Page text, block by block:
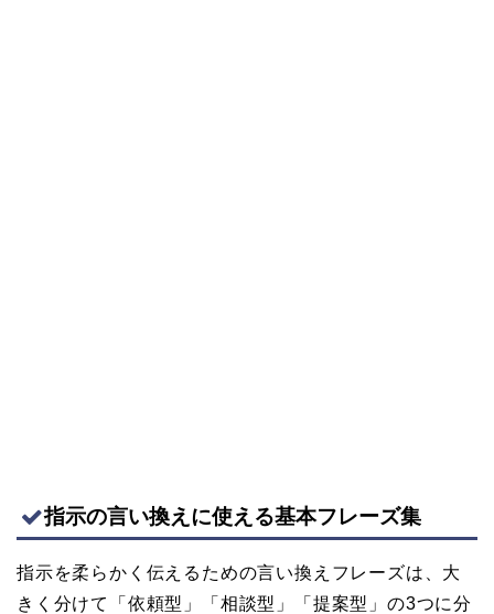
指示の言い換えに使える基本フレーズ集
指示を柔らかく伝えるための言い換えフレーズは、大
きく分けて「依頼型」「相談型」「提案型」の3つに分